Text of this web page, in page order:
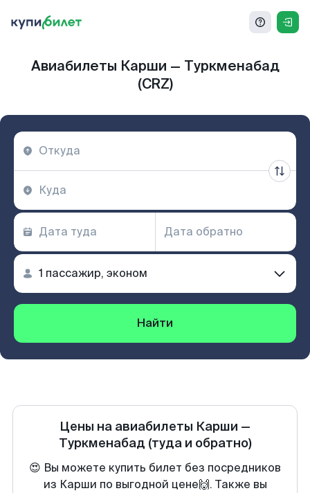
Авиабилеты Карши — Туркменабад
(CRZ)
Найти
Цены на авиабилеты Карши —
Туркменабад (туда и обратно)
😍 Вы можете купить билет без посредников
из Карши по выгодной цене🙌. Также вы